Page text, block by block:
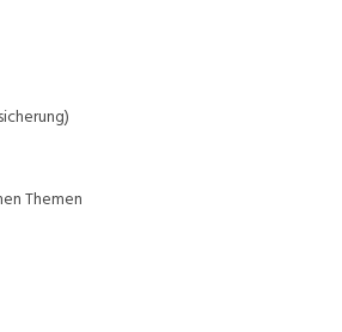
Themen